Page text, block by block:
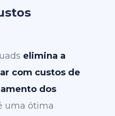
elimina a
com custos de
dos
uma ótima